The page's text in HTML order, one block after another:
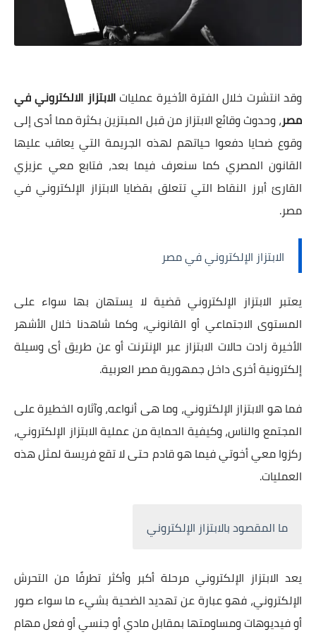
وقد انتشرت خلال الفترة الأخيرة عملياتالابتزاز الالكتروني في
مصر، وحدوث وقائع الابتزاز من قبل المبتزين بكثرة مما أدى إلى
وقوع ضحايا دفعوا حياتهم لهذه الجريمة التي يعاقب عليها
القانون المصري كما سنعرف فيما بعد، فتابع معي عزيزي
القارئ أبرز النقاط التي تتعلق بقضايا الابتزاز الإلكتروني في
مصر.
الابتزاز الإلكتروني في مصر
يعتبر الابتزاز الإلكتروني قضية لا يستهان بها سواء على
المستوى الاجتماعي أو القانوني، وكما شاهدنا خلال الأشهر
الأخيرة زادت حالات الابتزاز عبر الإنترنت أو عن طريق أى وسيلة
إلكترونية أخرى داخل جمهورية مصر العربية.
فما هو الابتزاز الإلكتروني، وما هى أنواعه، وآثاره الخطيرة على
المجتمع والناس، وكيفية الحماية من عملية الابتزاز الإلكتروني،
ركزوا معي أخوتي فيما هو قادم حتى لا تقع فريسة لمثل هذه
العمليات.
ما المقصود بالابتزاز الإلكتروني
يعد الابتزاز الإلكتروني مرحلة أكبر وأكثر تطرفًا من التحرش
الإلكتروني، فهو عبارة عن تهديد الضحية بشيء ما سواء صور
أو فيديوهات ومساومتها بمقابل مادي أو جنسي أو فعل مهام